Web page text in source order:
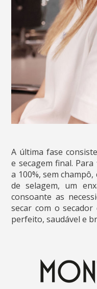
A última fase
e secagem final.
a 100%, sem
de selagem, um
consoante as
secar com o
perfeito, saudável e